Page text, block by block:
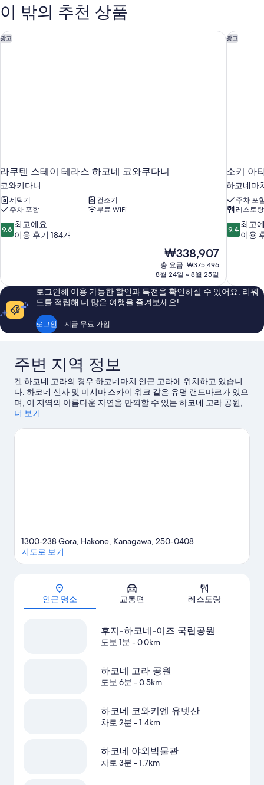
house)
세
히
이 밖의 추천 상품
광고
라쿠텐 스테이 테라스 하코네 코와쿠다니
코와키다니
세탁기
건조기
주차 포함
무료 WiFi
10
점
9.6
점,
최
고
예
요,
9.6 최고예요
이용 후기 184개
현
재
요
₩338,907
₩338,907
총 요금: ₩375,496
8월 24일 ~ 8월 25일
라쿠텐 스테이 테라스 하코네 코와쿠다니 광고
소키 아
하코네마
주차 포
레스토랑
10
점
9.4
점,
최
254
개
9.4 최고
이용
소키 아
로그인해 이용 가능한 할인과 특전을 확인하실 수 있어요. 리워
드를 적립해 더 많은 여행을 즐겨보세요!
로그인 지금 무료 가입
주변 지역 정보
겐 하코네 고라의 경우 하코네마치 인근 고라에 위치하고 있습니
다. 하코네 신사 및 미시마 스카이 워크 같은 유명 랜드마크가 있으
며, 이 지역의 아름다운 자연을 만끽할 수 있는 하코네 고라 공원,
오와쿠다니도 방문해 볼 만합니다. 하코네 코와키엔 유넷산도 놓
더 보기
지도
1300-238 Gora, Hakone, Kanagawa, 250-0408
지도로 보기
인근 명소 교통편 레스토랑
후지-하코네-이즈 국립공원
도보 1분 - 0.0km
하코네 고라 공원
도보 6분 - 0.5km
하코네 코와키엔 유넷산
차로 2분 - 1.4km
하코네 야외박물관
차로 3분 - 1.7km